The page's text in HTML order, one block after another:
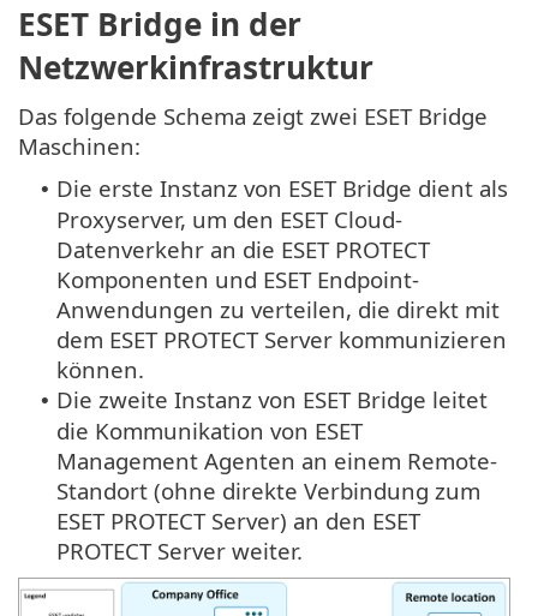
ESET Bridge in der
Netzwerkinfrastruktur
Das folgende Schema zeigt zwei ESET Bridge
Maschinen:
• Die erste Instanz von ESET Bridge dient als
Proxyserver, um den ESET Cloud-
Datenverkehr an die ESET PROTECT
Komponenten und ESET Endpoint-
Anwendungen zu verteilen, die direkt mit
dem ESET PROTECT Server kommunizieren
können.
• Die zweite Instanz von ESET Bridge leitet
die Kommunikation von ESET
Management Agenten an einem Remote-
Standort (ohne direkte Verbindung zum
ESET PROTECT Server) an den ESET
PROTECT Server weiter.